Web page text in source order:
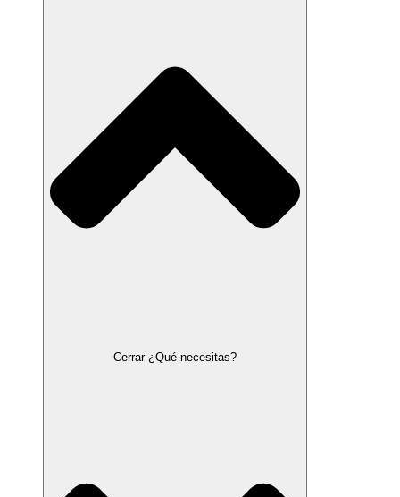
Cerrar ¿Qué necesitas?